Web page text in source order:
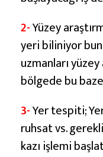
a
S
ı
r
a
s
ı
2-Yüzey
yeri biliniyor
uzmanları yüzey
bölgede bu
3-Yer tespiti;
ruhsat vs.
kazı işlemi